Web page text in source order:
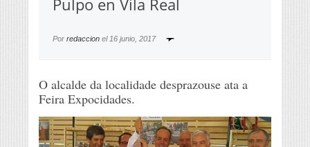
Pulpo en Vila Real
Por redaccion el 16 junio, 2017
O alcalde da localidade desprazouse ata a
Feira Expocidades.